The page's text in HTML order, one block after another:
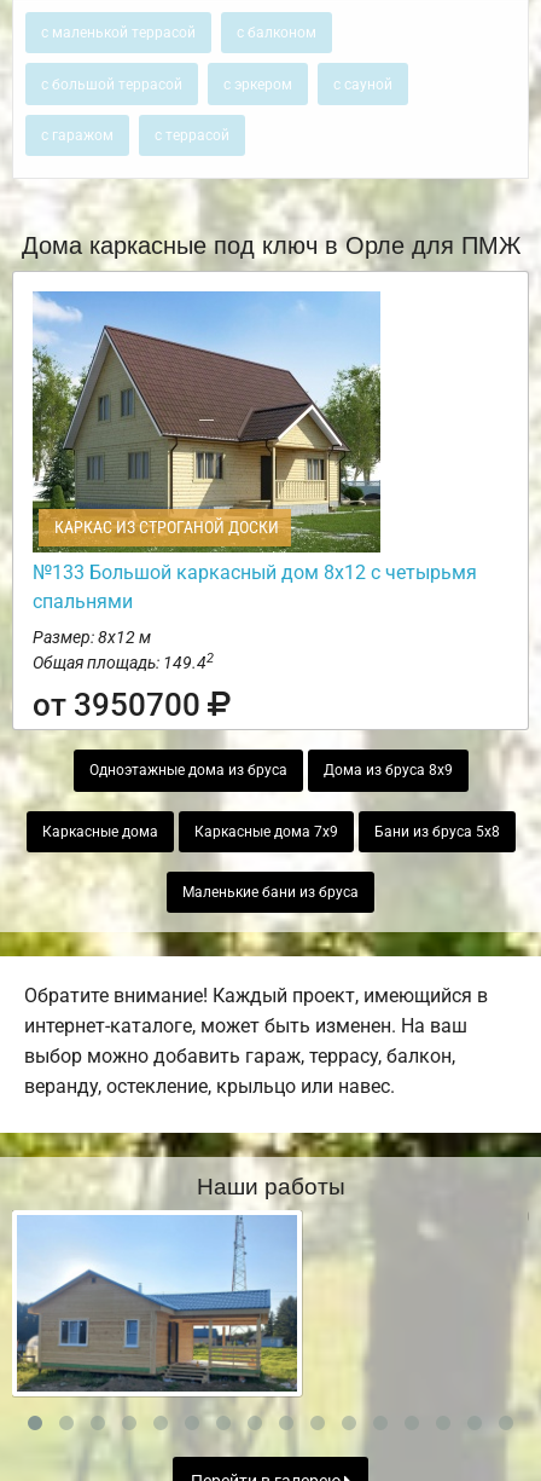
с маленькой террасой с балконом
с большой террасой с эркером с сауной
с гаражом с террасой
Дома каркасные под ключ в Орле для ПМЖ
КАРКАС ИЗ СТРОГАНОЙ ДОСКИ
№133 Большой каркасный дом 8х12 с четырьмя
спальнями
Размер: 8х12 м
Общая площадь: 149.42
от 3950700
Одноэтажные дома из бруса Дома из бруса 8х9
Каркасные дома Каркасные дома 7х9 Бани из бруса 5х8
Маленькие бани из бруса
Обратите внимание! Каждый проект, имеющийся в
интернет-каталоге, может быть изменен. На ваш
выбор можно добавить гараж, террасу, балкон,
веранду, остекление, крыльцо или навес.
Наши работы